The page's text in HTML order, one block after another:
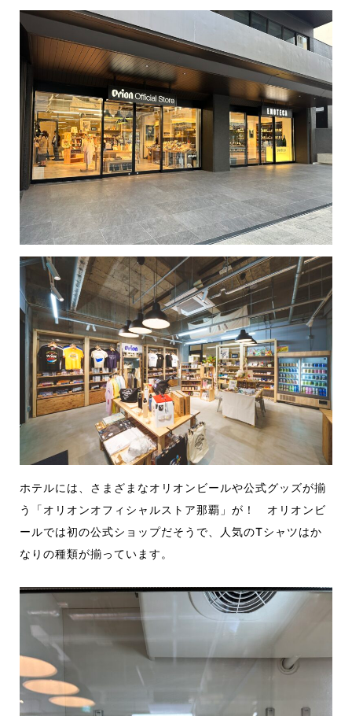
ホテルには、さまざまなオリオンビールや公式グッズが揃
う「オリオンオフィシャルストア那覇」が！ オリオンビ
ールでは初の公式ショップだそうで、人気のTシャツはか
なりの種類が揃っています。